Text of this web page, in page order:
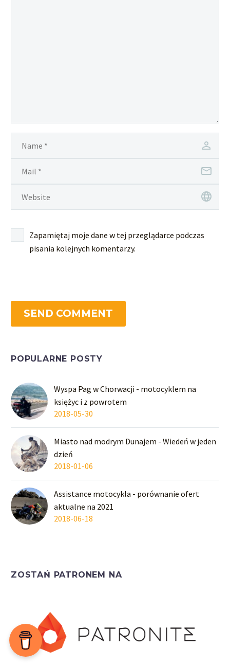
Zapamiętaj moje dane w tej przeglądarce podczas
pisania kolejnych komentarzy.
SEND COMMENT
POPULARNE POSTY
Wyspa Pag w Chorwacji - motocyklem na
księżyc i z powrotem
2018-05-30
Miasto nad modrym Dunajem - Wiedeń w jeden
dzień
2018-01-06
Assistance motocykla - porównanie ofert
aktualne na 2021
2018-06-18
ZOSTAŃ PATRONEM NA